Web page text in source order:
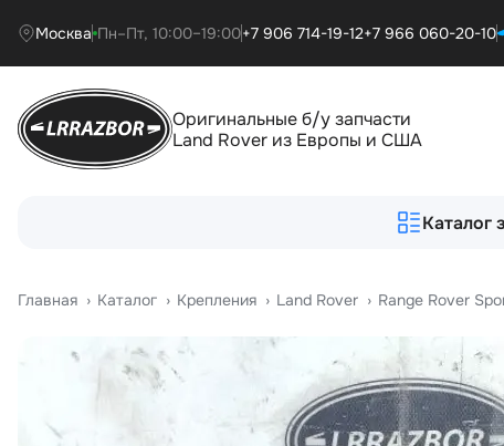
Москва Пн–Пт, 10:00–19:00+7 906 714-19-12+7 966 060-20-10
Оригинальные б/у запчасти
Land Rover из Европы и США
Каталог
Главная › Катало › Крепления › Land Rover › Range Rover